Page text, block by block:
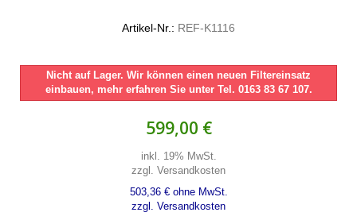
Artikel-Nr.: REF-K1116
Nicht auf Lager. Wir können einen neuen Filtereinsatz
einbauen, mehr erfahren Sie unter Tel. 0163 83 67 107.
599,00 €
inkl. 19% MwSt.
zzgl. Versandkosten
503,36 € ohne MwSt.
zzgl. Versandkosten